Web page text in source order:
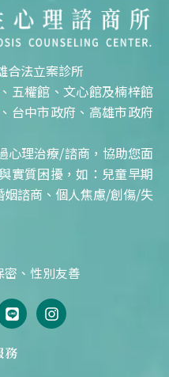
合法立案診所
五權館、文心館及楠梓館
台中市政府、高雄市政府
心理治療/諮商，協助您面
實質困擾，如：兒童早期
諮商、個人焦慮/創傷/失
密、性別友善
L
i
n
e
I
n
s
務